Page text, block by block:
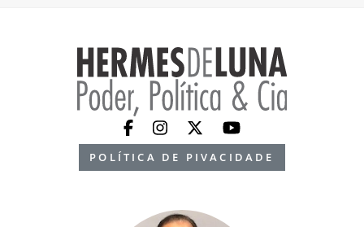
POLÍTICA DE PIVACIDADE